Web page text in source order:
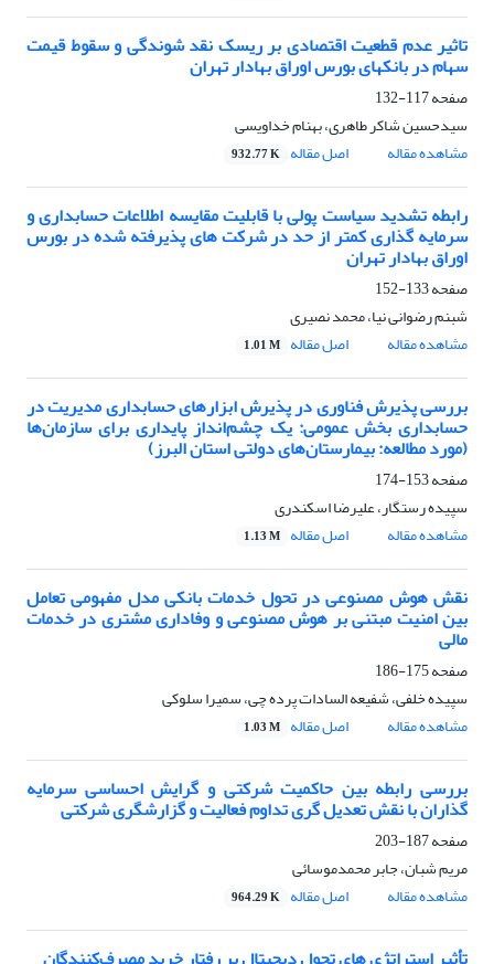
تاثیر عدم قطعیت اقتصادی بر ریسک نقد شوندگی و سقوط قیمت
سهام در بانکهای بورس اوراق بهادار تهران
صفحه117-132
سیدحسین شاکر طاهری، بهنام خداویسی
مشاهده مقاله
اصل مقاله 932.77 K
رابطه تشدید سیاست پولی با قابلیت مقایسه اطلاعات حسابداری و
سرمایه گذاری کمتر از حد در شرکت های پذیرفته شده در بورس
اوراق بهادار تهران
صفحه133-152
شبنم رضوانی نیا، محمد نصیری
مشاهده مقاله
اصل مقاله 1.01 M
بررسی پذیرش فناوری در پذیرش ابزارهای حسابداری مدیریت در
حسابداری بخش عمومی: یک چشم‌انداز پایداری برای سازمان‌ها
(مورد مطالعه: بیمارستان‌های دولتی استان البرز)
صفحه153-174
سپیده رستگار، علیرضا اسکندری
مشاهده مقاله
اصل مقاله 1.13 M
نقش هوش مصنوعی در تحول خدمات بانکی مدل مفهومی تعامل
بین امنیت مبتنی بر هوش مصنوعی و وفاداری مشتری در خدمات
مالی
صفحه175-186
سپیده خلفی، شفیعه السادات پرده چی، سمیرا سلوکی
مشاهده مقاله
اصل مقاله 1.03 M
بررسی رابطه بین حاکمیت شرکتی و گرایش احساسی سرمایه
گذاران با نقش تعدیل گری تداوم فعالیت و گزارشگری شرکتی
صفحه187-203
مریم شبان، جابر محمدموسائی
مشاهده مقاله
اصل مقاله 964.29 K